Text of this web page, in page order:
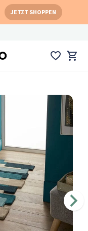
JETZT SHOPPEN